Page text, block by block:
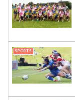
SPORTS